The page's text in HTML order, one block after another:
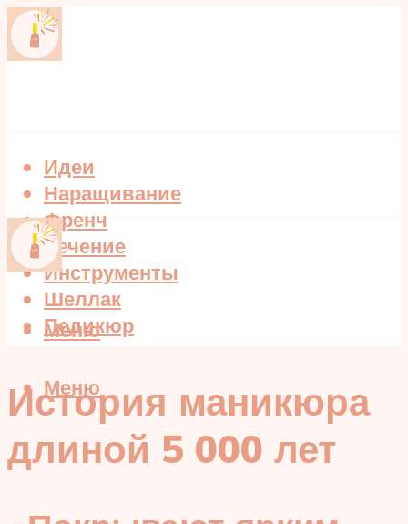
Идеи
Наращивание
Френч
Лечение
Инструменты
Шеллак
Педикюр
Меню
Меню
История маникюра
длиной 5 000 лет